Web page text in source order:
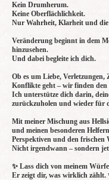
Kein Drumherum.
Keine Oberflächlichkeit.
Nur Wahrheit, Klarheit und
Veränderung beginnt in dem
hinzusehen.
Und dabei begleite ich dich.
Ob es um Liebe,
Konflikte geht – wir finden
Ich unterstütze dich darin,
zurückzuholen und wieder für
Mit meiner Mischung aus
und meinen besonderen
Perspektiven und den frischen
Nicht irgendwann – sondern
✨ Lass dich von meinem
Er zeigt dir, was wirklich zählt.